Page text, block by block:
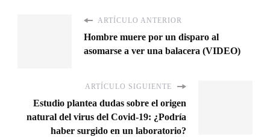
ARTÍCULO ANTERIOR
Hombre muere por un disparo al
asomarse a ver una balacera (VIDEO)
ARTÍCULO SIGUIENTE
Estudio plantea dudas sobre el origen
natural del virus del Covid-19: ¿Podría
haber surgido en un laboratorio?